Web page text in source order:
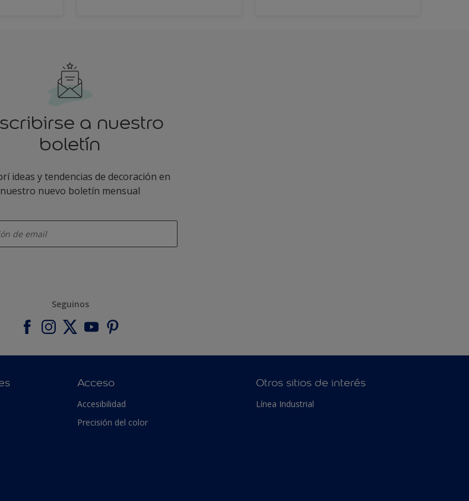
a nuestro
boletín
ideas y tendencias de decoración en
nuestro nuevo boletín mensual
Seguinos
Acceso
Accesibilidad
Precisión del color
Otros sitios de interés
Línea Industrial